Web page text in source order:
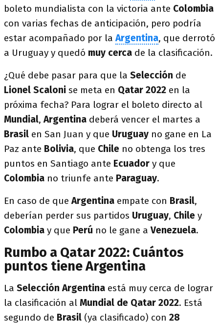
boleto mundialista con la victoria ante Colombia
con varias fechas de anticipación, pero podría
estar acompañado por laArgentina, que derrotó
a Uruguay y quedó muy cerca de la clasificación.
¿Qué debe pasar para que la Selección de
Lionel Scaloni se meta en Qatar 2022 en la
próxima fecha? Para lograr el boleto directo al
Mundial,Argentina deberá vencer el martes a
Brasil en San Juan y que Uruguay no gane en La
Paz ante Bolivia, que Chile no obtenga los tres
puntos en Santiago ante Ecuador y que
Colombia no triunfe ante Paraguay.
En caso de queArgentina empate con Brasil,
deberían perder sus partidos Uruguay, Chile y
Colombia y que Perú no le gane aVenezuela.
Rumbo a Qatar 2022: Cuántos
puntos tiene Argentina
La Selección Argentina está muy cerca de lograr
la clasificación al Mundial de Qatar 2022. Está
segundo de Brasil (ya clasificado) con 28